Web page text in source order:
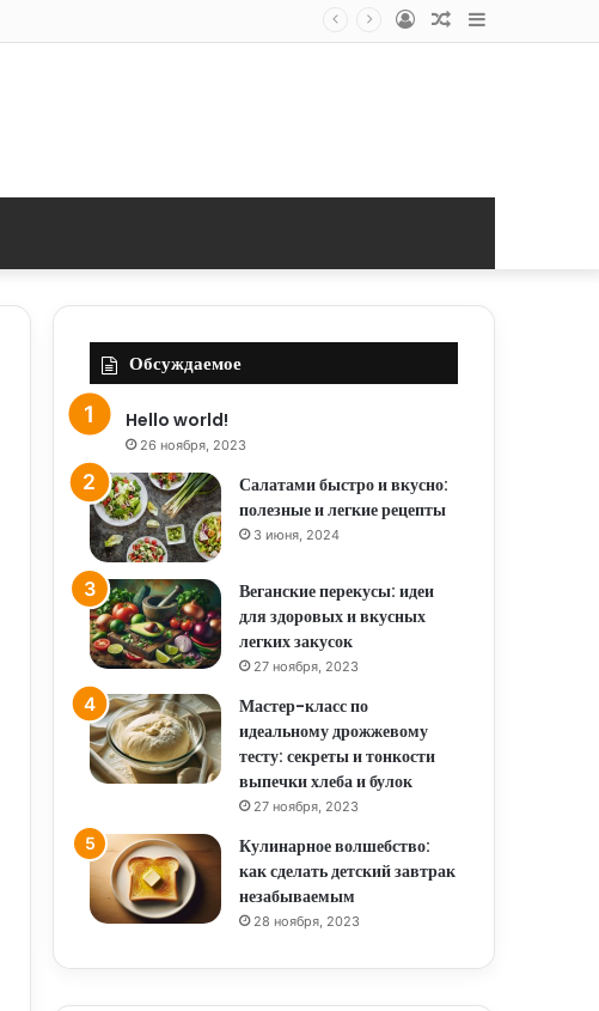
Sidebar
Random
Log
Обсуждаемое
Hello world!
26 ноября, 2023
Салатами быстро и вкусно:
полезные и легкие рецепты
3 июня, 2024
Веганские перекусы: идеи
для здоровых и вкусных
легких закусок
27 ноября, 2023
Мастер-класс по
идеальному дрожжевому
тесту: секреты и тонкости
выпечки хлеба и булок
27 ноября, 2023
Кулинарное волшебство:
как сделать детский завтрак
незабываемым
28 ноября, 2023